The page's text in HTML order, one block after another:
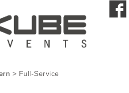
> Full-Service